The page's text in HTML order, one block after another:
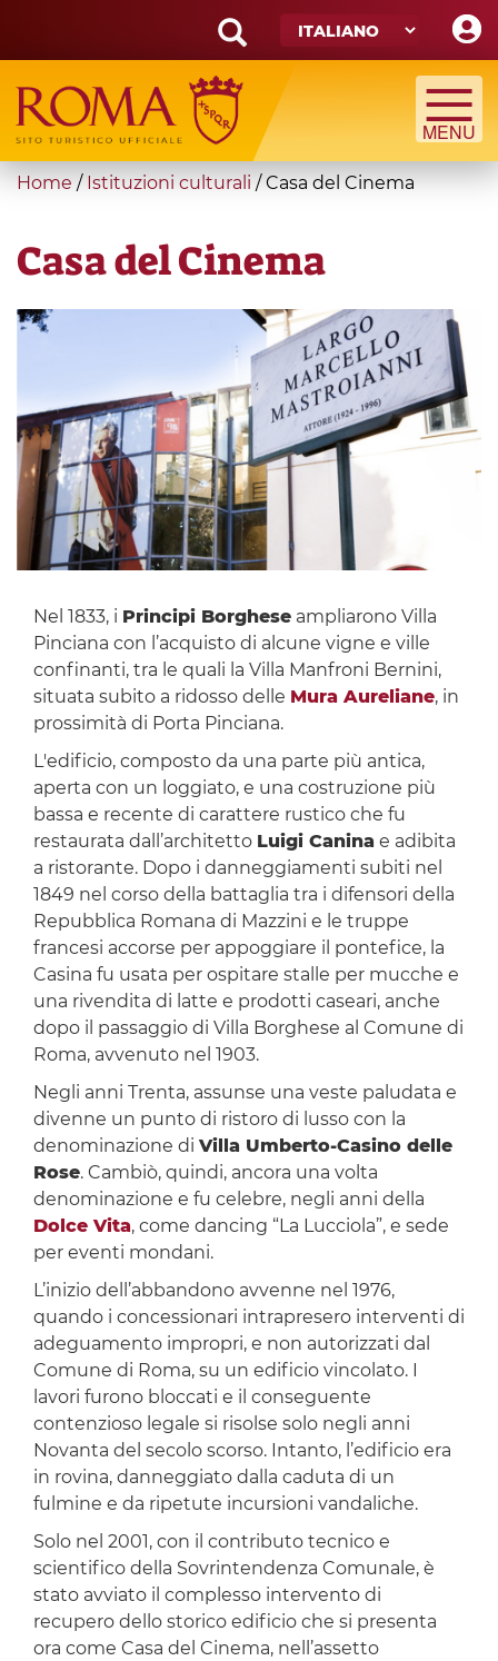
main
content
Search
form
Cerca
You
here
Home / Istituzioni culturali /Casa del Cinema
Casa del Cinema
Nel 1833, i Principi Borgheseampliarono Villa
Pinciana con l’acquisto di alcune vigne e ville
confinanti, tra le quali la Villa Manfroni Bernini,
situata subito a ridosso delle Mura Aureliane, in
prossimità di Porta Pinciana.
L'edificio, composto da una parte più antica,
aperta con un loggiato, e una costruzione più
bassa e recente di carattere rustico che fu
restaurata dall’architetto Luigi Canina e adibita
a ristorante. Dopo i danneggiamenti subiti nel
1849 nel corso della battaglia tra i difensori della
Repubblica Romana di Mazzini e le truppe
francesi accorse per appoggiare il pontefice, la
Casina fu usata per ospitare stalle per mucche e
una rivendita di latte e prodotti caseari, anche
dopo il passaggio di Villa Borghese al Comune di
Roma, avvenuto nel 1903.
Negli anni Trenta, assunse una veste paludata e
divenne un punto di ristoro di lusso con la
denominazione di Villa Umberto-Casino delle
Rose. Cambiò, quindi, ancora una volta
denominazione e fu celebre, negli anni della
Dolce Vita, come dancing “La Lucciola”, e sede
per eventi mondani.
L’inizio dell’abbandono avvenne nel 1976,
quando i concessionari intrapresero interventi di
adeguamento impropri, e non autorizzati dal
Comune di Roma, su un edificio vincolato. I
lavori furono bloccati e il conseguente
contenzioso legale si risolse solo negli anni
Novanta del secolo scorso. Intanto, l’edificio era
in rovina, danneggiato dalla caduta di un
fulmine e da ripetute incursioni vandaliche.
Solo nel 2001, con il contributo tecnico e
scientifico della Sovrintendenza Comunale, è
stato avviato il complesso intervento di
recupero dello storico edificio che si presenta
ora come Casa del Cinema, nell’assetto